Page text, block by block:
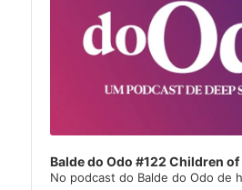
Balde do Odo #122 Children of
No podcast do Balde do Odo de